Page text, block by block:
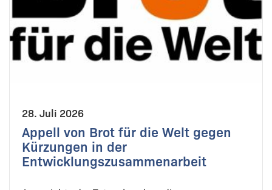
28. Juli 2026
Appell von Brot für die Welt gegen
Kürzungen in der
Entwicklungszusammenarbeit